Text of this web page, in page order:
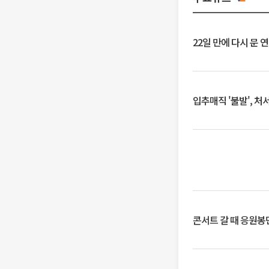
22일 만에 다시 문
입추매직 '불발', 처
콘서트 갈 때 응원